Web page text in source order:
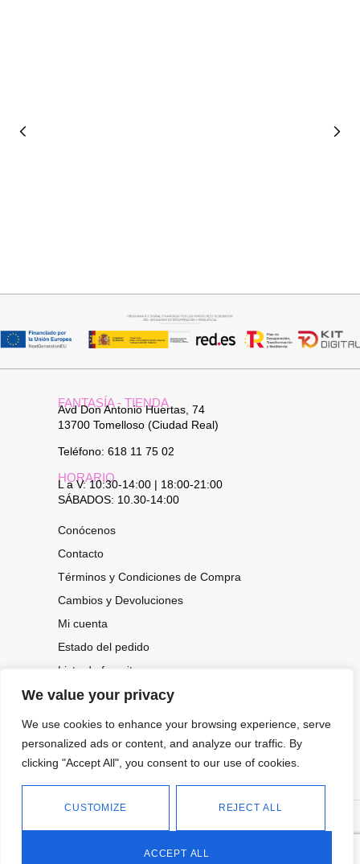
We value your privacy
We use cookies to enhance your browsing experience, serve
personalized ads or content, and analyze our traffic. By
clicking "Accept All", you consent to our use of cookies.
CUSTOMIZE REJECT ALL
ACCEPT ALL
FANTASÍA - TIENDA
Avd Don Antonio Huertas, 74
13700 Tomelloso (Ciudad Real)
Teléfono: 618 11 75 02
HORARIO
L a V: 10:30-14:00 | 18:00-21:00
SÁBADOS: 10.30-14:00
Conócenos
Contacto
Términos y Condiciones de Compra
Cambios y Devoluciones
Mi cuenta
Estado del pedido
Lista de favoritos
CONOCE NUESTRAS NOVEDADES,
OFERTAS...
2026.